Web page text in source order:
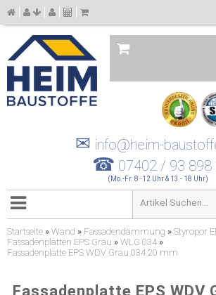
✉ info@heim-
☎ 07402 / 93 898
(Mo.-Fr. 8 -12 Uhr & 13 - 18 Uhr)
Startseite » Wand » Fassadendämmung » Styropor
Fassadenplatten EPS Grau » WLG 034 »
Fassadenplatte EPS WDV Grau 034 20 mm
Fassadenplatte EPS WDV